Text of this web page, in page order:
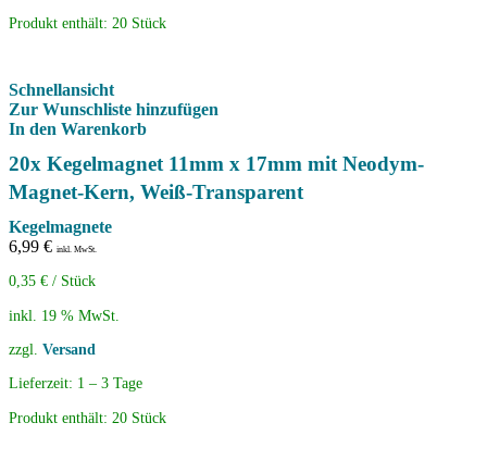
Produkt enthält: 20 Stück
Schnellansicht
Zur Wunschliste hinzufügen
In den Warenkorb
20x Kegelmagnet 11mm x 17mm mit Neodym-
Magnet-Kern, Weiß-Transparent
Kegelmagnete
6,99 € inkl. MwSt.
0,35 € / Stück
inkl. 19 % MwSt.
zzgl. Versand
Lieferzeit: 1 – 3 Tage
Produkt enthält: 20 Stück